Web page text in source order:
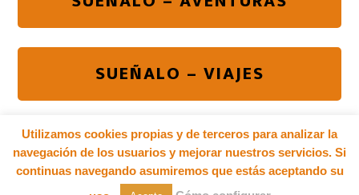
SUEÑALO – VIAJES
COPYRIGHT © 2026 ·MONTAÑEROS VIAJEROS|
PRIVACIDAD |POLÍTICA DE COOKIES |AVISO
Utilizamos cookies propias y de terceros para analizar la
navegación de los usuarios y mejorar nuestros servicios. Si
continuas navegando asumiremos que estás aceptando su